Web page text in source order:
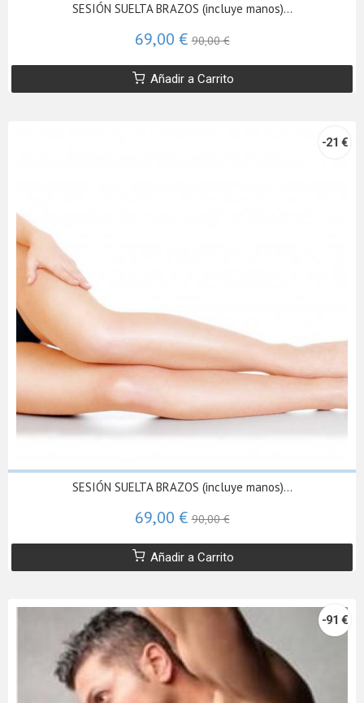
SESIÓN SUELTA BRAZOS (incluye manos)...
69,00 €90,00 €
Añadir a Carrito
-21 €
SESIÓN SUELTA BRAZOS (incluye manos)...
69,00 €90,00 €
Añadir a Carrito
-91 €